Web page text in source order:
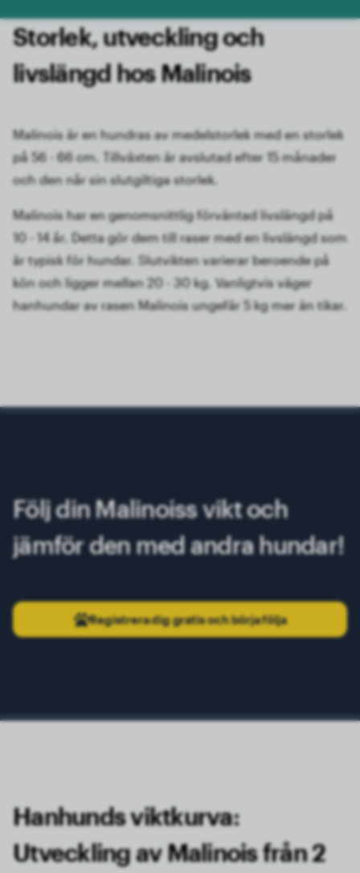
Storlek, utveckling och
livslängd hos Malinois
Malinois är en hundras av medelstorlek med en storlek
på 56 - 66 cm. Tillväxten är avslutad efter 15 månader
och den når sin slutgiltiga storlek.
Malinois har en genomsnittlig förväntad livslängd på
10 - 14 år. Detta gör dem till raser med en livslängd som
är typisk för hundar. Slutvikten varierar beroende på
kön och ligger mellan 20 - 30 kg. Vanligtvis väger
hanhundar av rasen Malinois ungefär 5 kg mer än tikar.
Följ din Malinoiss vikt och
jämför den med andra hundar!
Registrera dig gratis och börja följa
Hanhunds viktkurva:
Utveckling av Malinois från 2